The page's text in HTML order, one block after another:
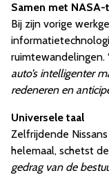
Samen met
Bij zijn vorige
ruimtewandelingen. ‘
auto’s intelligenter
redeneren en
Universele taal
Zelfrijdende
helemaal, schetst
gedrag van de